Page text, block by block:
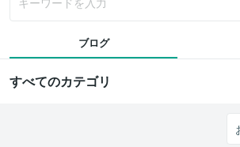
ブログ
すべてのカテゴリ